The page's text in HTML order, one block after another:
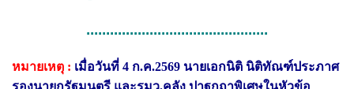
..............................................
หมายเหตุ : เมื่อวันที่ 4 ก.ค.2569 นายเอกนิติ นิติทัณฑ์ประภาศ
รองนายกรัฐมนตรี และรมว.คลัง ปาฐกถาพิเศษในหัวข้อ